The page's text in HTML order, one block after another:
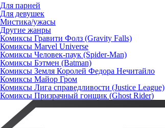
Для парней
Для девушек
Мистика/ужасы
Другие жанры
Комиксы Гравити Фолз (Gravity Falls)
Комиксы Marvel Universe
Комиксы Человек-паук (Spider-Man)
Комиксы Бэтмен (Batman)
Комиксы Земля Королей Федора Нечитайло
Комиксы Майор Гром
Комиксы Лига справедливости (Justice League)
Комиксы Призрачный гонщик (Ghost Rider)